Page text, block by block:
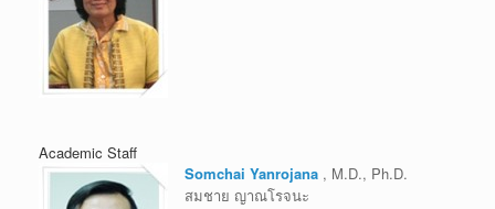
Academic Staff
Somchai Yanrojana , M.D., Ph.D.
สมชาย ญาณโรจนะ